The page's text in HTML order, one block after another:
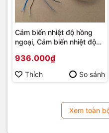
Cảm biến nhiệt độ hồng
ngoại, Cảm biến nhiệt độ
4-20mA, 1-5Vdc, 2-10Vdc
936.000₫
Thích So sánh
Xem toàn